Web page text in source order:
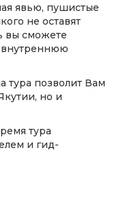
явью, пушистые
не оставят
вы сможете
тура позволит Вам
но и
тура
и гид-